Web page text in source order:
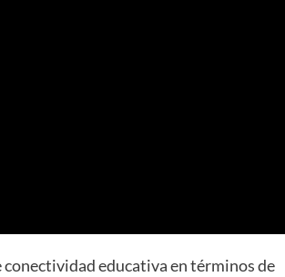
educativa en términos de